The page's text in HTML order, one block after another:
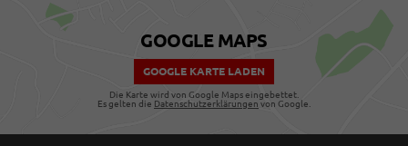
GOOGLE MAPS
GOOGLE KARTE LADEN
Die Karte wird von Google Maps eingebettet.
Es gelten die Datenschutzerklärungen von Google.